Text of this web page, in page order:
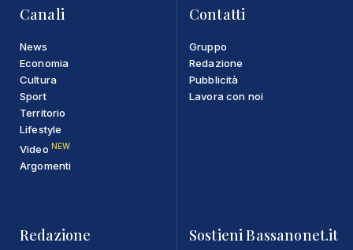
Canali
News
Economia
Cultura
Sport
Territorio
Lifestyle
Video NEW
Argomenti
Contatti
Gruppo
Redazione
Pubblicità
Lavora con noi
Redazione Sostieni Bassanonet.it